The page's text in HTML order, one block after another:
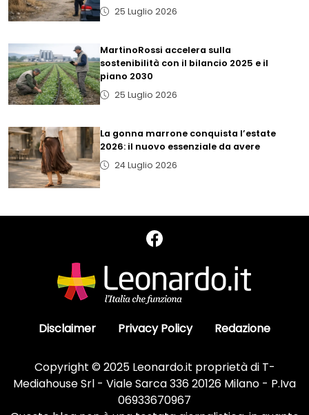
25 Luglio 2026
MartinoRossi accelera sulla
sostenibilità con il bilancio 2025 e il
piano 2030
25 Luglio 2026
La gonna marrone conquista l’estate
2026: il nuovo essenziale da avere
24 Luglio 2026
Disclaimer Privacy Policy Redazione
Copyright © 2025 Leonardo.it proprietà di T-
Mediahouse Srl - Viale Sarca 336 20126 Milano - P.Iva
06933670967